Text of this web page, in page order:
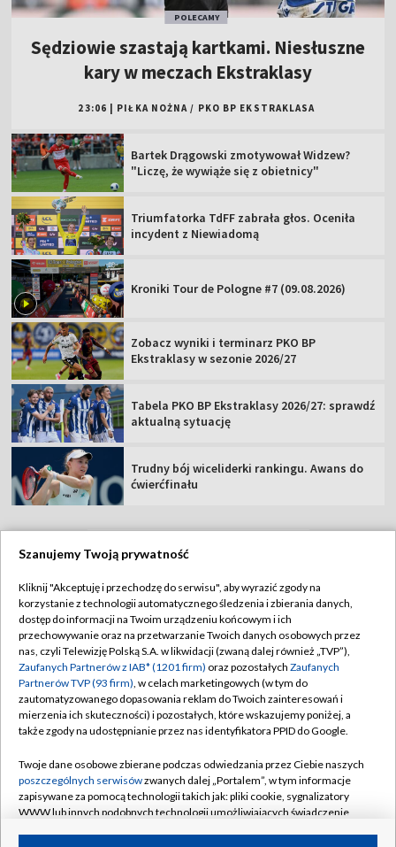
POLECAMY
Sędziowie szastają kartkami. Niesłuszne
kary w meczach Ekstraklasy
23:06 PIŁKA NOŻNA / PKO BP EKSTRAKLASA
Bartek Drągowski zmotywował Widzew?
"Liczę, że wywiąże się z obietnicy"
Triumfatorka TdFF zabrała głos. Oceniła
incydent z Niewiadomą
Kroniki Tour de Pologne #7 (09.08.2026)
Zobacz wyniki i terminarz PKO BP
Ekstraklasy w sezonie 2026/27
Tabela PKO BP Ekstraklasy 2026/27: sprawdź
aktualną sytuację
Trudny bój wiceliderki rankingu. Awans do
ćwierćfinału
Abonament TVP
Sklep TVP
Biuro Reklamy
Oferta Handlowa
Telegazeta ogłoszenia
Rada Programowa
Ogłoszenia przetargowe
Akademia Telewizyjna
Regulamin TVP
Polityka prywatności
Moje zgody
Biuro reklamy
Kontakt
Kanały
©2026 Telewizja Polska Spółka Akcyjna w likwidacji
Szanujemy Twoją prywatność
Kliknij "Akceptuję i przechodzę do serwisu", aby wyrazić zgody na
korzystanie z technologii automatycznego śledzenia i zbierania danych,
dostęp do informacji na Twoim urządzeniu końcowym i ich
przechowywanie oraz na przetwarzanie Twoich danych osobowych przez
nas, czyli Telewizję Polską S.A. w likwidacji (zwaną dalej również „TVP”),
Zaufanych Partnerów z IAB* (1201 firm) oraz pozostałych Zaufanych
Partnerów TVP (93 firm), w celach marketingowych (w tym do
zautomatyzowanego dopasowania reklam do Twoich zainteresowań i
mierzenia ich skuteczności) i pozostałych, które wskazujemy poniżej, a
także zgody na udostępnianie przez nas identyfikatora PPID do Google.
Twoje dane osobowe zbierane podczas odwiedzania przez Ciebie naszych
poszczególnych serwisówzwanych dalej „Portalem”, w tym informacje
zapisywane za pomocą technologii takich jak: pliki cookie, sygnalizatory
WWW lub innych podobnych technologii umożliwiających świadczenie